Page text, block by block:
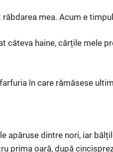
mea. Acum e
câteva haine, cărțile mele
în care rămăsese
apăruse dintre nori, iar
prima oară, după